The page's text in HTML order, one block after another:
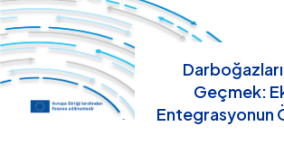
Geçmek:
Entegrasyonun